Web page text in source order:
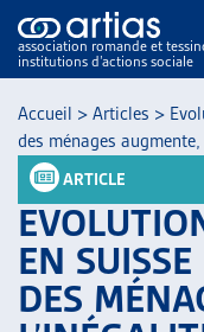
association romande et
institutions d’actions sociale
NOS PUBLICATIONS
ARTICLES
Accueil > Articles >
des ménages
ARTICLE
EN
DES